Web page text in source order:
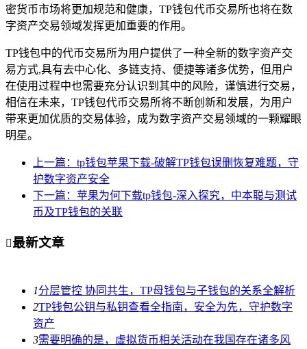
密货币市场将更加规范和健康，TP钱包代币交易所也将在数
字资产交易领域发挥更加重要的作用。
TP钱包中的代币交易所为用户提供了一种全新的数字资产交
易方式,具有去中心化、多链支持、便捷等诸多优势，但用户
在使用过程中也需要充分认识到其中的风险，谨慎进行交易，
相信在未来，TP钱包代币交易所将不断创新和发展，为用户
带来更加优质的交易体验，成为数字资产交易领域的一颗耀眼
明星。
上一篇：tp钱包苹果下载-破解TP钱包误删恢复难题，守
护数字资产安全
下一篇：苹果为何下载tp钱包-深入探究，中本聪与测试
币及TP钱包的关联
最新文章
1分层管控 协同共生，TP母钱包与子钱包的关系全解析
2TP钱包公钥与私钥查看全指南，安全为先，守护数字
资产
3需要明确的是，虚拟货币相关活动在我国存在诸多风